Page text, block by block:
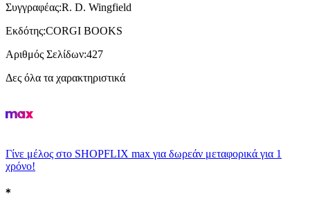
Συγγραφέας:R. D. Wingfield
Εκδότης:CORGI BOOKS
Αριθμός Σελίδων:427
Δες όλα τα χαρακτηριστικά
Γίνε μέλος στο SHOPFLIX max για δωρεάν μεταφορικά για 1
χρόνο!